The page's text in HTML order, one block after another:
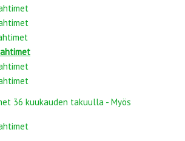
36 kuukauden takuulla - Myös